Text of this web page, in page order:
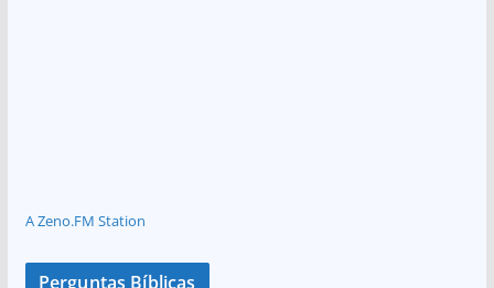
A Zeno.FM Station
Perguntas Bíblicas